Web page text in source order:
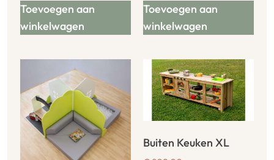
Toevoegen aan
winkelwagen
Toevoegen aan
winkelwagen
Buiten Keuken XL